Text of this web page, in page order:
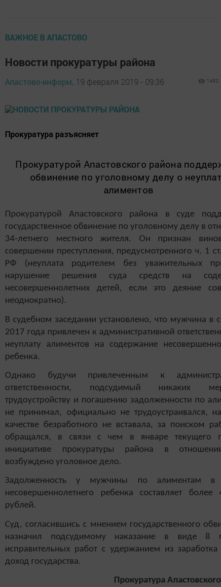
ВАЖНОЕ В АПАСТОВО
Новости прокуратуры района
Апастово-информ, 19 февраля 2019 - 09:36 1482
Прокуратура разъясняет
Прокуратурой Апастовского района
обвинение по уголовному делу о
алиментов
Прокуратурой Апастовского района в суде
государственное обвинение по уголовному делу в
34-летнего местного жителя. Он признан
совершении преступления, предусмотренного ч. 1
РФ (неуплата родителем без уважительных
нарушение решения суда средств на
несовершеннолетних детей, если это деяние
неоднократно).
В судебном заседании установлено, что мужчина в
2017 года привлечен к административной
неуплату алиментов на содержание
ребенка.
Однако будучи привлеченным к
ответственности, подсудимый никаких
трудоустройству и погашению задолженности по
не принимал, официально не трудоустраивался,
качестве безработного не вставала, за поиском
обращался, в связи с чем в январе текущего
инициативе прокуратуры района в
возбуждено уголовное дело.
Задолженность у мужчины по алиментам в
несовершеннолетнего ребенка составляет
рублей.
Суд, согласившись с мнением государственного
назначил подсудимому наказание в виде 8
исправительных работ с удержанием из
доход государства.
Прокуратура